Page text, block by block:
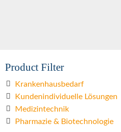
Product Filter
Krankenhausbedarf
Kundenindividuelle Lösungen
Medizintechnik
Pharmazie & Biotechnologie